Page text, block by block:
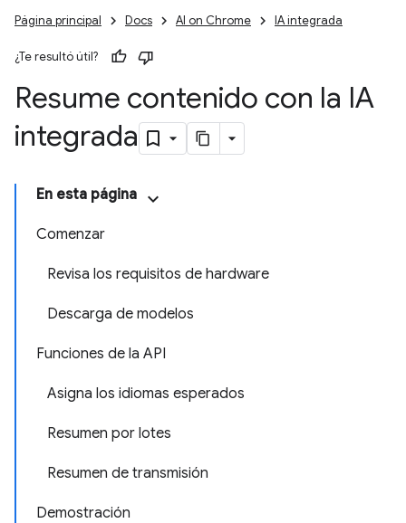
Página principal Docs AI on Chrome IA integrada
¿Te resultó útil?
Resume contenido con la IA
integrada
En esta página
Comenzar
Revisa los requisitos de hardware
Descarga de modelos
Funciones de la API
Asigna los idiomas esperados
Resumen por lotes
Resumen de transmisión
Demostración